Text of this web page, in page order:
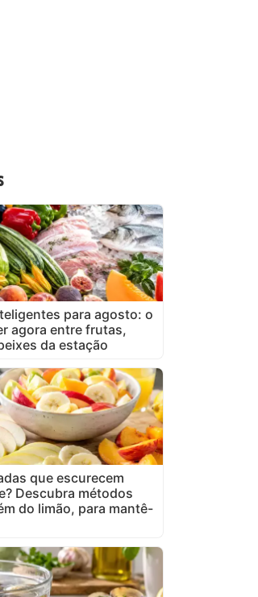
para agosto: o
agora entre frutas,
da estação
que escurecem
Descubra métodos
do limão, para mantê-